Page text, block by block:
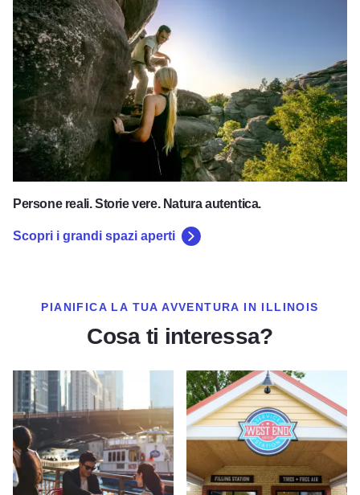
Persone reali. Storie vere. Natura autentica.
Scopri i grandi spazi aperti
PIANIFICA LA TUA AVVENTURA IN ILLINOIS
Cosa ti interessa?